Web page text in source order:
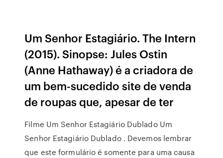
Um Senhor Estagiário. The Intern
(2015). Sinopse: Jules Ostin
(Anne Hathaway) é a criadora de
um bem-sucedido site de venda
de roupas que, apesar de ter
Filme Um Senhor Estagiário Dublado Um
Senhor Estagiário Dublado . Devemos lembrar
que este formulário é somente para uma causa